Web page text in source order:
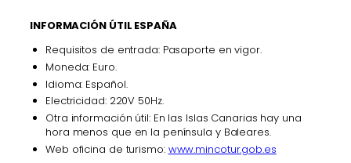
INFORMACIÓN ÚTIL ESPAÑA
Requisitos de entrada: Pasaporte en vigor.
Moneda: Euro.
Idioma: Español.
Electricidad: 220V 50Hz.
Otra información útil: En las Islas Canarias hay una
hora menos que en la península y Baleares.
Web oficina de turismo: www.mincotur.gob.es